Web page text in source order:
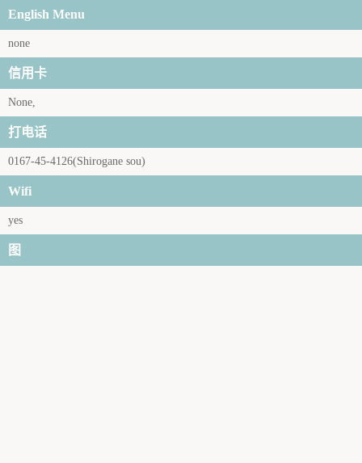
English Menu
none
信用卡
None,
打电话
0167-45-4126(Shirogane sou)
Wifi
yes
图